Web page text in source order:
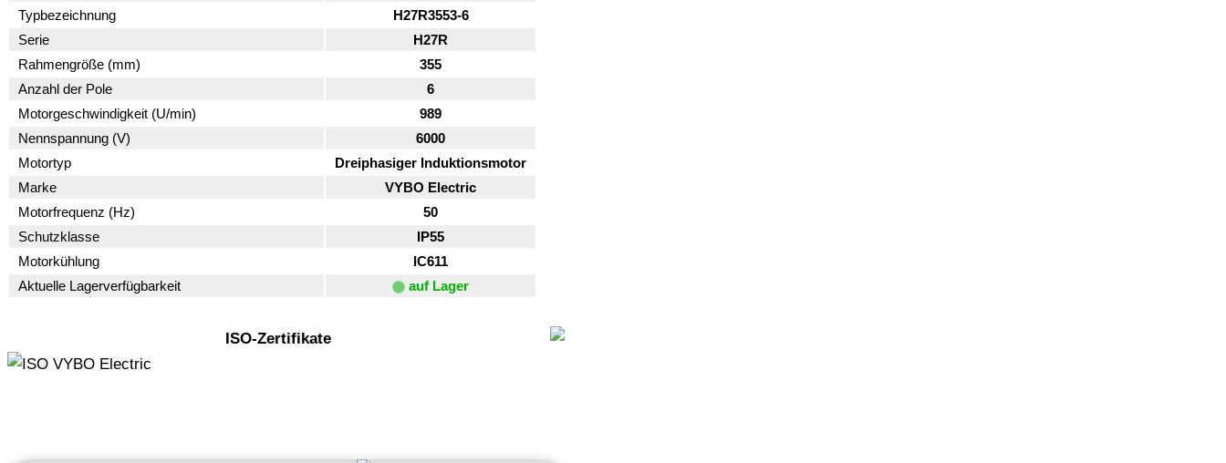
Typbezeichnung
H27R3553-6
Serie
H27R
Rahmengröße (mm)
355
Anzahl der Pole
6
Motorgeschwindigkeit (U/min)
989
Nennspannung (V)
6000
Motortyp
Dreiphasiger Induktionsmotor
Marke
VYBO Electric
Motorfrequenz (Hz)
50
Schutzklasse
IP55
Motorkühlung
IC611
Aktuelle Lagerverfügbarkeit
auf Lager
ISO-Zertifikate